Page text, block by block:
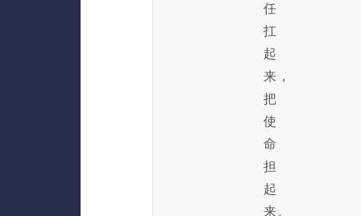
任
扛
起
来，
把
使
命
担
起
来。